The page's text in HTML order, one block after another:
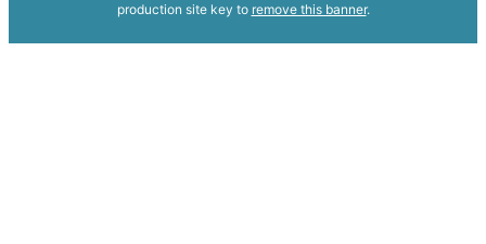
production site key to remove this banner.